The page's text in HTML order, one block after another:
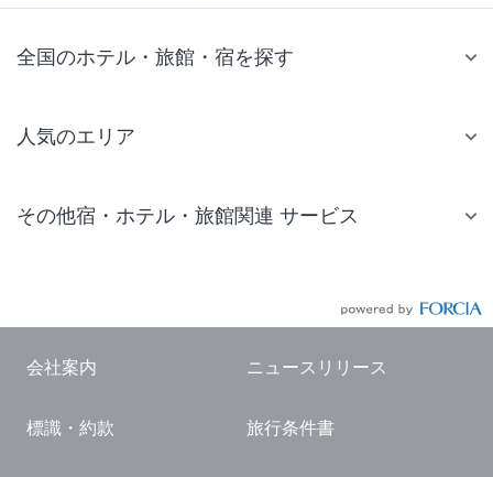
全国のホテル・旅館・宿を探す
人気のエリア
仙台 ホテル
東京ドーム ホテル
横浜 ホテル
その他宿・ホテル・旅館関連 サービス
国内観光ガイド
会社案内 ニュースリリース
標識・約款 旅行条件書